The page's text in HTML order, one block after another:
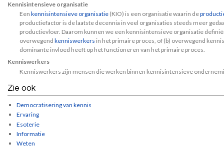
Kennisintensieve organisatie
Een kennisintensieve organisatie (KIO) is een organisatie waarin de
productiefactor is de laatste decennia in veel organisaties steeds meer
productievloer. Daarom kunnen we een kennisintensieve organisatie
overwegend kenniswerkers in het primaire proces, of (b) overwegend
dominante invloed heeft op het functioneren van het primaire proces.
Kenniswerkers
Kenniswerkers zijn mensen die werken binnen kennisintensieve
Zie ook
Democratisering van kennis
Ervaring
Esoterie
Informatie
Weten